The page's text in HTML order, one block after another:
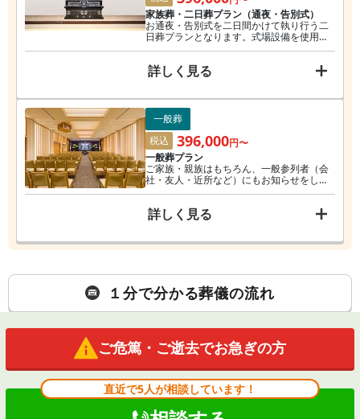
家族葬・二日葬プラン（通夜・告別式）
お通夜・告別式を二日間かけて執り行う二
日葬プランとなります。式場設備を使用し
しっかり儀式として 葬儀式を行いたい方に
対応しておりますので宗教者への配慮やサ
ポートも充実した設備とともにお迎え致し
詳しく見る
一般葬
税込
396,000円〜
一般葬プラン
ご家族・親族はもちろん、一般参列者（会
社・友人・近所など）にもお知らせをし、
通夜・告別式を二日間にかけて実施するプ
詳しく見る
１分で分かる葬儀の流れ
ご危篤・ご逝去でお急ぎの方
直近で5人が相談しています！